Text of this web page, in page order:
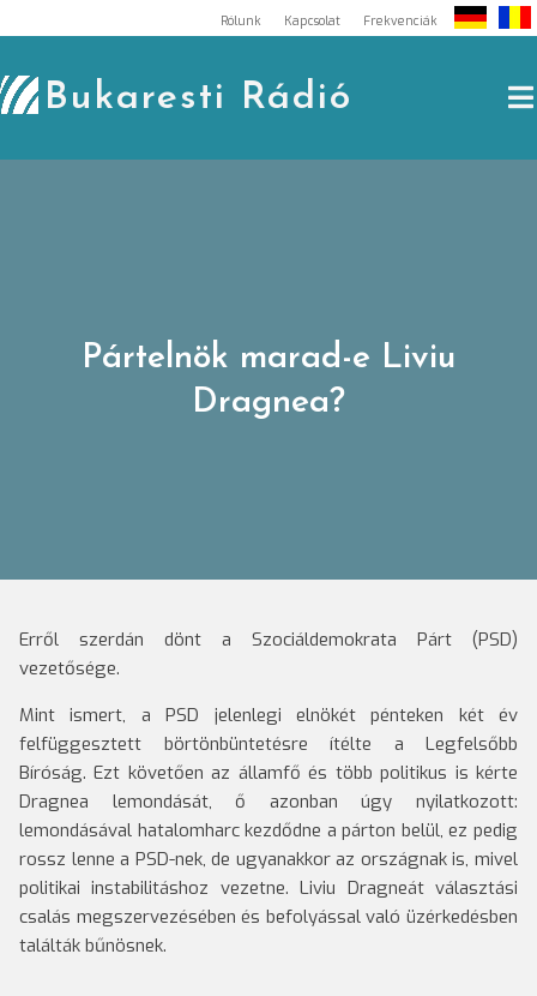
to
content
Rólunk Kapcsolat Frekvenciák
Bukaresti Rádió
Pártelnök marad-e Liviu
Dragnea?
Erről szerdán dönt a Szociáldemokrata Párt (PSD)
vezetősége.
Mint ismert, a PSD jelenlegi elnökét pénteken két év
felfüggesztett börtönbüntetésre ítélte a Legfelsőbb
Bíróság. Ezt követően az államfő és több politikus is kérte
Dragnea lemondását, ő azonban úgy nyilatkozott:
lemondásával hatalomharc kezdődne a párton belül, ez pedig
rossz lenne a PSD-nek, de ugyanakkor az országnak is, mivel
politikai instabilitáshoz vezetne. Liviu Dragneát választási
csalás megszervezésében és befolyással való üzérkedésben
találták bűnösnek.